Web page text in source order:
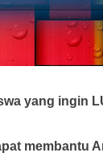
yang ingin
membantu